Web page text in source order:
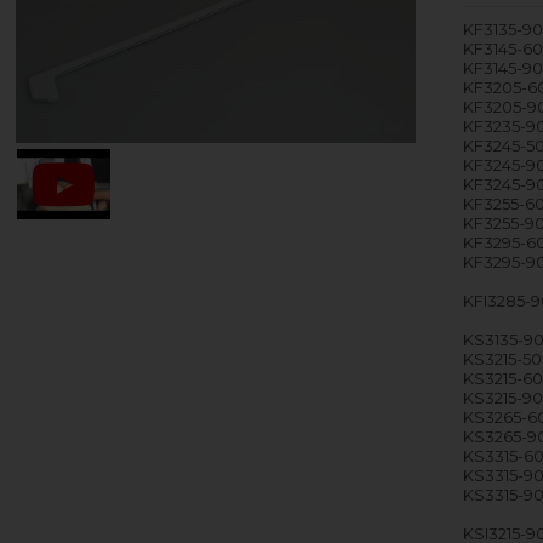
KF3135-90
KF3145-60
KF3145-90
KF3205-
KF3205-
KF3235-
KF3245-50
KF3245-
KF3245-
KF3255-60
KF3255-90
KF3295-
KF3295-
KFI3285-
KS3135-90
KS3215-50
KS3215-60
KS3215-90
KS3265-
KS3265-
KS3315-
KS3315-
KS3315-
KSI3215-